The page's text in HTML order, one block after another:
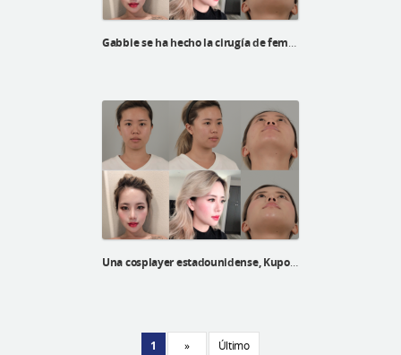
Gabbie se ha hecho la cirugía de feminización facial en ID Hospital
Una cosplayer estadounidense, Kupo Vannie, recibió su rinoplastia y su línea V en el Hospital ID
1 » Último